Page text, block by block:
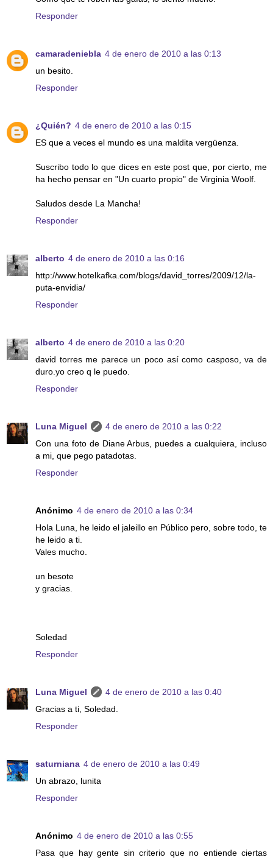
Responder
camaradeniebla 4 de enero de 2010 a las 0:13
un besito.
Responder
¿Quién? 4 de enero de 2010 a las 0:15
ES que a veces el mundo es una maldita vergüenza.
Suscribo todo lo que dices en este post que, por cierto, me
ha hecho pensar en "Un cuarto propio" de Virginia Woolf.
Saludos desde La Mancha!
Responder
alberto 4 de enero de 2010 a las 0:16
http://www.hotelkafka.com/blogs/david_torres/2009/12/la-
puta-envidia/
Responder
alberto 4 de enero de 2010 a las 0:20
david torres me parece un poco así como casposo, va de
duro.yo creo q le puedo.
Responder
Luna Miguel
4 de enero de 2010 a las 0:22
Con una foto de Diane Arbus, puedes a cualquiera, incluso
a mi, que pego patadotas.
Responder
Anónimo 4 de enero de 2010 a las 0:34
Hola Luna, he leido el jaleillo en Público pero, sobre todo, te
he leido a ti.
Vales mucho.
un besote
y gracias.
Soledad
Responder
Luna Miguel
4 de enero de 2010 a las 0:40
Gracias a ti, Soledad.
Responder
saturniana 4 de enero de 2010 a las 0:49
Un abrazo, lunita
Responder
Anónimo 4 de enero de 2010 a las 0:55
Pasa que hay gente sin criterio que no entiende ciertas